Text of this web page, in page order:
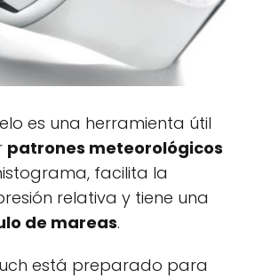
es una herramienta útil
patrones meteorológicos
facilita la
relativa y tiene una
de mareas.
está preparado para